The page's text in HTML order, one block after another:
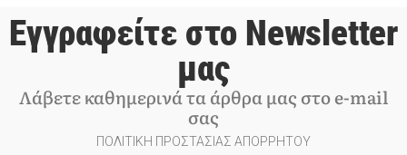
Εγγραφείτε στο Newsletter
μας
Λάβετε καθημερινά τα άρθρα μας στο e-mail
σας
ΠΟΛΙΤΙΚΗ ΠΡΟΣΤΑΣΙΑΣ ΑΠΟΡΡΗΤΟΥ